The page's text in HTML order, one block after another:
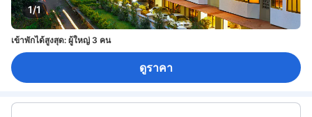
1/1
เข้าพักได้สูงสุด: ผู้ใหญ่ 3 คน
ดูราคา